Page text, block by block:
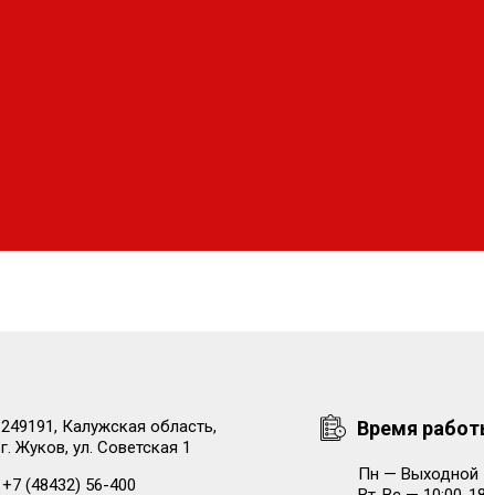
249191, Калужская область,
г. Жуков, ул. Советская 1
+7 (48432) 56-400
Время
Пн — Выходной